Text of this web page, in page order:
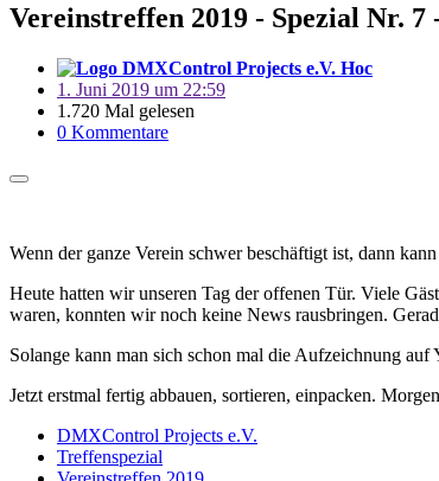
Vereinstreffen 2019 - Spezial Nr. 7
Hoc
1. Juni 2019 um 22:59
1.720 Mal gelesen
0 Kommentare
Wenn der ganze Verein schwer beschäftigt ist, dann
Heute hatten wir unseren Tag der offenen Tür. Viele
waren, konnten wir noch keine News rausbringen.
Solange kann man sich schon mal die Aufzeichnung
Jetzt erstmal fertig abbauen, sortieren, einpacken.
DMXControl Projects e.V.
Treffenspezial